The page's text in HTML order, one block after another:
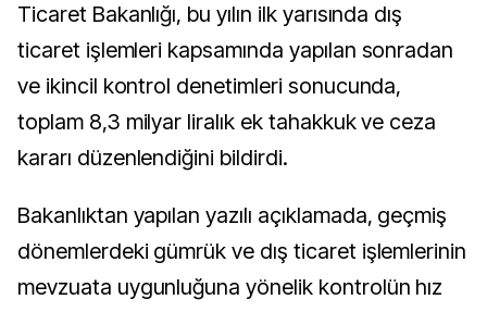
Ticaret Bakanlığı, bu yılın ilk yarısında dış
ticaret işlemleri kapsamında yapılan sonradan
ve ikincil kontrol denetimleri sonucunda,
toplam 8,3 milyar liralık ek tahakkuk ve ceza
kararı düzenlendiğini bildirdi.
Bakanlıktan yapılan yazılı açıklamada, geçmiş
dönemlerdeki gümrük ve dış ticaret işlemlerinin
mevzuata uygunluğuna yönelik kontrolün hız